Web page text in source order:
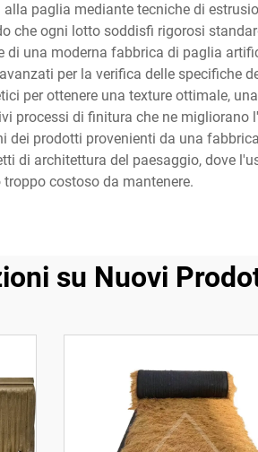
paglia mediante tecniche di
ogni lotto soddisfi rigorosi
una moderna fabbrica di paglia
per la verifica delle specifiche
per ottenere una texture ottimale,
processi di finitura che ne
prodotti provenienti da una
di architettura del paesaggio, dove
costoso da mantenere.
su Nuovi